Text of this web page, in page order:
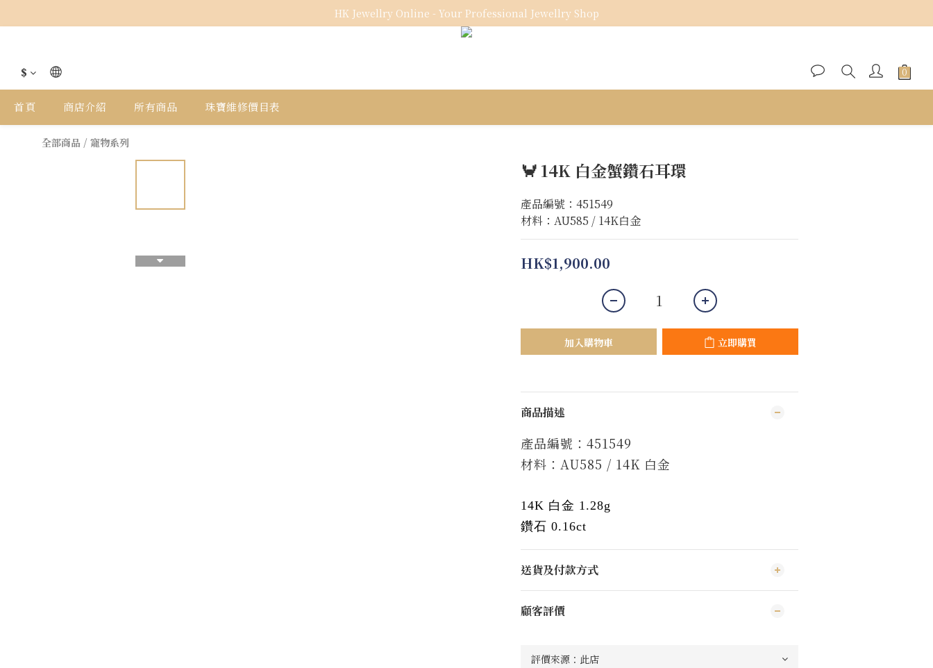
HK Jewellry Online - Your Professional Jewellry Shop
$
首頁 商店介紹 所有商品 珠寶維修價目表
全部商品 / 寵物系列
🦀 14K 白金蟹鑽石耳環
產品編號：451549
材料：AU585 / 14K白金
HK$1,900.00
加入購物車 立即購買
商品描述
產品編號：451549
材料：AU585 / 14K 白金
14K 白金 1.28g
鑽石 0.16ct
送貨及付款方式
顧客評價